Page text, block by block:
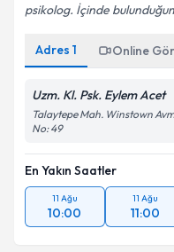
psikolog. İçinde
Adres 1 Online
Uzm. Kl. Psk. Eylem Acet
Talaytepe Mah. Winstown
No: 49
En Yakın Saatler
11 Ağu
10:00
11 Ağu
11:00